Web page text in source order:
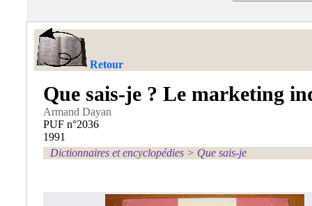
Retour
Que sais-je ? Le marketing
Armand Dayan
PUF n°2036
1991
Dictionnaires et encyclopédies > Que sais-je